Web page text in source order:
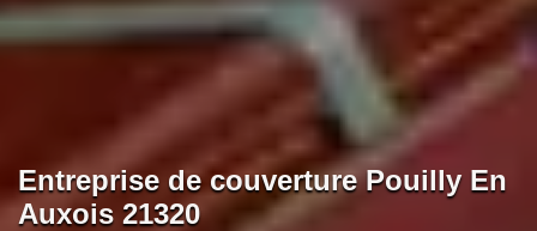
Entreprise de couverture Pouilly En
Auxois 21320